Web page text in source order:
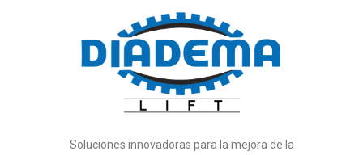
Soluciones innovadoras para la mejora de la